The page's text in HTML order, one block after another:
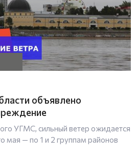
объявлено
УГМС, сильный ветер ожидается
мая — по 1 и 2 группам районов